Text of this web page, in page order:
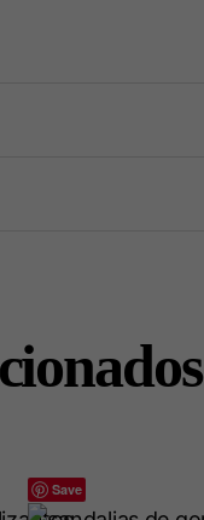
Save